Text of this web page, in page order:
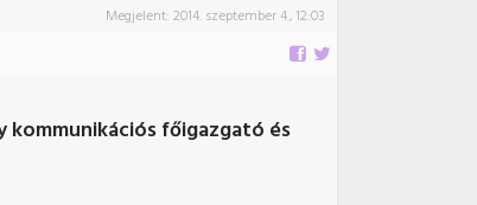
Megjelent: 2014. szeptember 4., 12:03
főigazgató és